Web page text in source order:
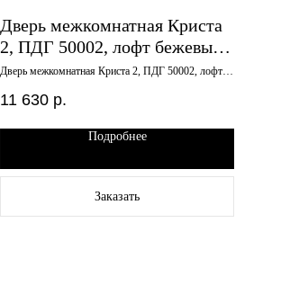
Дверь межкомнатная Криста
2, ПДГ 50002, лофт бежевый,
900х2000
Дверь межкомнатная Криста 2, ПДГ 50002, лофт
11 630 р.
Подробнее
Заказать